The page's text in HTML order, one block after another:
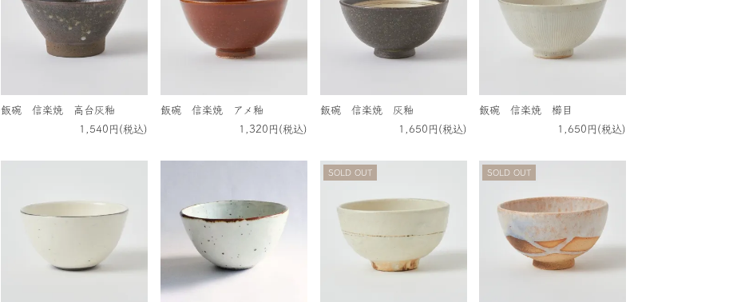
飯碗 信楽焼 高台灰釉
1,540円(税込)
飯碗 信楽焼 アメ釉
1,320円(税込)
飯碗 信楽焼 灰釉
1,650円(税込)
飯碗 信楽焼 櫛目
1,650円(税込)
SOLD OUT SOLD OUT